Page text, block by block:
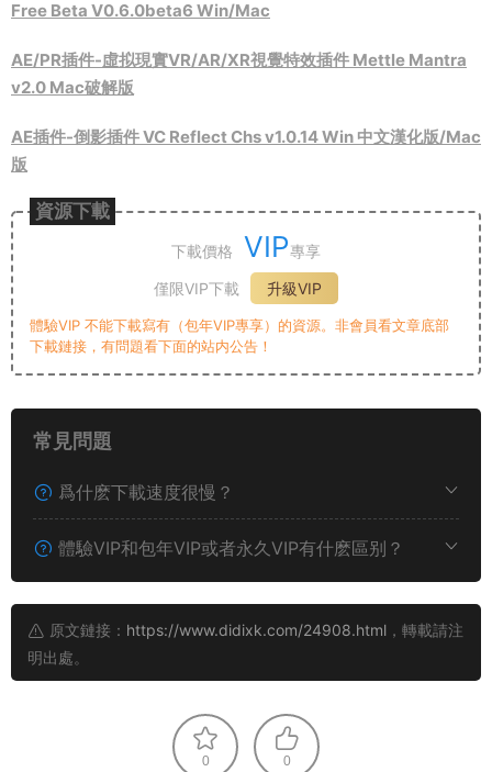
Free Beta V0.6.0beta6 Win/Mac
AE/PR插件-虛拟現實VR/AR/XR視覺特效插件 Mettle Mantra
v2.0 Mac破解版
AE插件-倒影插件 VC Reflect Chs v1.0.14 Win 中文漢化版/Mac
版
資源下載
下載價格 VIP專享
僅限VIP下載
升級VIP
體驗VIP 不能下載寫有（包年VIP專享）的資源。非會員看文章底部
下載鏈接，有問題看下面的站内公告！
常見問題
爲什麽下載速度很慢？
體驗VIP和包年VIP或者永久VIP有什麽區别？
原文鏈接： https://www.didixk.com/24908.html ，轉載請注
明出處。
0 0